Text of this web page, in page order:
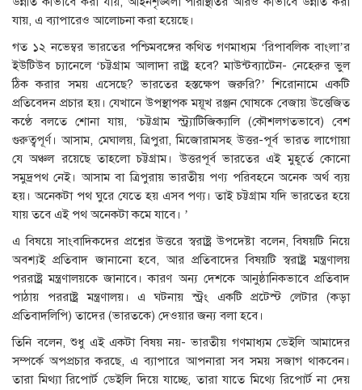
যায়, এ ব্যাপারেও আলোচনা করা হয়েছে।
গত ১২ নভেম্বর ভারতের পশ্চিমবঙ্গের কথিত গণমাধ্যম ‘রিপাবলিক বাংলা’র
ইউটিউব চ্যানেলে ‘চট্টগ্রাম আলাদা রাষ্ট্র হবে? মাউন্টব্যাটেন- নেহেরুর ভুল
ঠিক করার সময় এসেছে? ভারতের হস্তক্ষেপ জরুরি?’ শিরোনামে একটি
প্রতিবেদন প্রচার হয়। যেখানে উপস্থাপক ময়ূখ রঞ্জন ঘোষকে বেজায় উত্তেজিত
কণ্ঠে বলতে শোনা যায়, ‘চট্টগ্রাম স্ট্র্যাটিজিক্যালি (কৌশলগতভাবে) বেশ
গুরুত্বপূর্ণ। আসাম, মেঘালয়, ত্রিপুরা, মিজোরামসহ উত্তর-পূর্ব ভারত লাগোয়া
যে অঞ্চল রয়েছে তাহলো চট্টগ্রাম। উত্তরপূর্ব ভারতের এই মুহূর্তে কোনো
সমুদ্রপথ নেই। আসাম বা ত্রিপুরায় ভারতীয় পণ্য পরিবহনে অনেক অর্থ ব্যয়
হয়। অনেকটা পথ ঘুরে যেতে হয় এসব পণ্য। তাই চট্টগ্রাম যদি ভারতের হয়ে
যায় তবে এই পথ অনেকটা কমে যাবে। ’
এ বিষয়ে সাংবাদিকদের প্রশ্নের উত্তরে স্বরাষ্ট্র উপদেষ্টা বলেন, বিষয়টি নিয়ে
অবশ্যই প্রতিবাদ জানানো হবে, আর প্রতিবাদের বিষয়টি স্বরাষ্ট্র মন্ত্রণালয়
পররাষ্ট্র মন্ত্রণালয়কে জানাবে। কারণ অন্য দেশকে আনুষ্ঠানিকভাবে প্রতিবাদ
পাঠায় পররাষ্ট্র মন্ত্রণালয়। এ ঘটনায় স্ট্রং একটি প্রটেস্ট লেটার (কড়া
প্রতিবাদলিপি) তাদের (ভারতকে) দেওয়ার জন্য বলা হবে।
তিনি বলেন, শুধু এই একটা বিষয় নয়- ভারতীয় গণমাধ্যম ডেইলি আমাদের
সম্পর্কে অপপ্রচার করছে, এ ব্যাপারে আপনারা সব সময় সজাগ থাকবেন।
তারা মিথ্যা রিপোর্ট ডেইলি দিয়ে যাচ্ছে, তারা যাতে মিথ্যে রিপোর্ট না দেয়